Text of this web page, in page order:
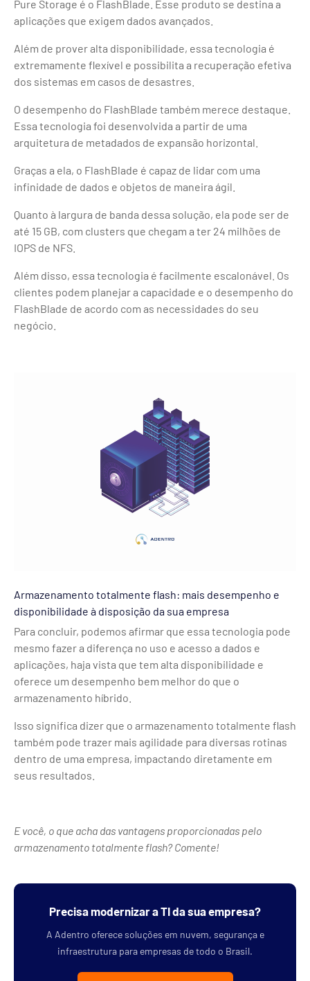
Pure Storage é o FlashBlade. Esse produto se destina a
aplicações que exigem dados avançados.
Além de prover alta disponibilidade, essa tecnologia é
extremamente flexível e possibilita a recuperação efetiva
dos sistemas em casos de desastres.
O desempenho do FlashBlade também merece destaque.
Essa tecnologia foi desenvolvida a partir de uma
arquitetura de metadados de expansão horizontal.
Graças a ela, o FlashBlade é capaz de lidar com uma
infinidade de dados e objetos de maneira ágil.
Quanto à largura de banda dessa solução, ela pode ser de
até 15 GB, com clusters que chegam a ter 24 milhões de
IOPS de NFS.
Além disso, essa tecnologia é facilmente escalonável. Os
clientes podem planejar a capacidade e o desempenho do
FlashBlade de acordo com as necessidades do seu
negócio.
Armazenamento totalmente flash: mais desempenho e
disponibilidade à disposição da sua empresa
Para concluir, podemos afirmar que essa tecnologia pode
mesmo fazer a diferença no uso e acesso a dados e
aplicações, haja vista que tem alta disponibilidade e
oferece um desempenho bem melhor do que o
armazenamento híbrido.
Isso significa dizer que o armazenamento totalmente flash
também pode trazer mais agilidade para diversas rotinas
dentro de uma empresa, impactando diretamente em
seus resultados.
E você, o que acha das vantagens proporcionadas pelo
armazenamento totalmente flash? Comente!
Precisa modernizar a TI da sua empresa?
A Adentro oferece soluções em nuvem, segurança e
infraestrutura para empresas de todo o Brasil.